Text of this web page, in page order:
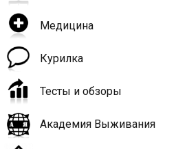
Медицина
Курилка
Тесты и обзоры
Академия Выживания